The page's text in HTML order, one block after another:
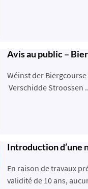
Avis au public –
Wéinst der
Verschidde Stroossen
Introduction d’une
En raison de travaux
validité de 10 ans,